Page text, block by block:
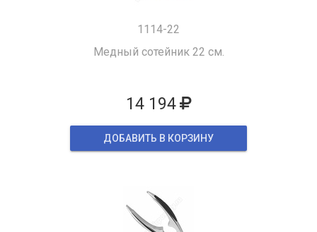
1114-22
Медный сотейник 22 см.
14 194
ДОБАВИТЬ В КОРЗИНУ